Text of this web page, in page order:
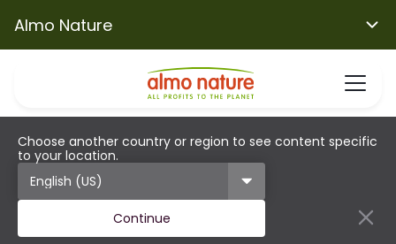
Almo Nature
Choose another country or region to see content specific
to your location.
Continue